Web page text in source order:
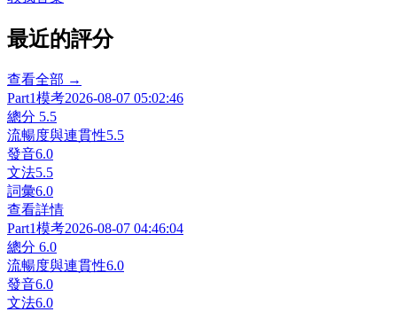
最近的評分
查看全部 →
Part1模考2026-08-07 05:02:46
總分 5.5
流暢度與連貫性5.5
發音6.0
文法5.5
詞彙6.0
查看詳情
Part1模考2026-08-07 04:46:04
總分 6.0
流暢度與連貫性6.0
發音6.0
文法6.0